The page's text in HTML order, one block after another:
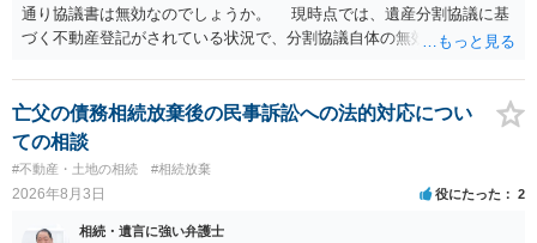
通り協議書は無効なのでしょうか。 現時点では、遺産分割協議に基
づく不動産登記がされている状況で、分割協議自体の無効を裁判所が
方の訴訟の主張及び立証次第ですが、 ・御祖母様の認知能力に関する
医師の意見書、筆跡鑑定 が提出されればその効力が否定される可能性
はありますが、 ・伯母様自身が分割協議に加わっていること ・御祖母
様の意に反する遺産分割協議を行う実益が誰にあったかの立証が困難
であること からすると、実際に遺産分割協議の効力が否定される可能
性はそれほど高くない（立証のハードルは非常に高い）ということが
言えると思います。
亡父の債務相続放棄後の民事訴訟への法的対応につい
ての相談
#不動産・土地の相続 #相続放棄
2026年8月3日 役にたった 2
相続・遺言に強い弁護士